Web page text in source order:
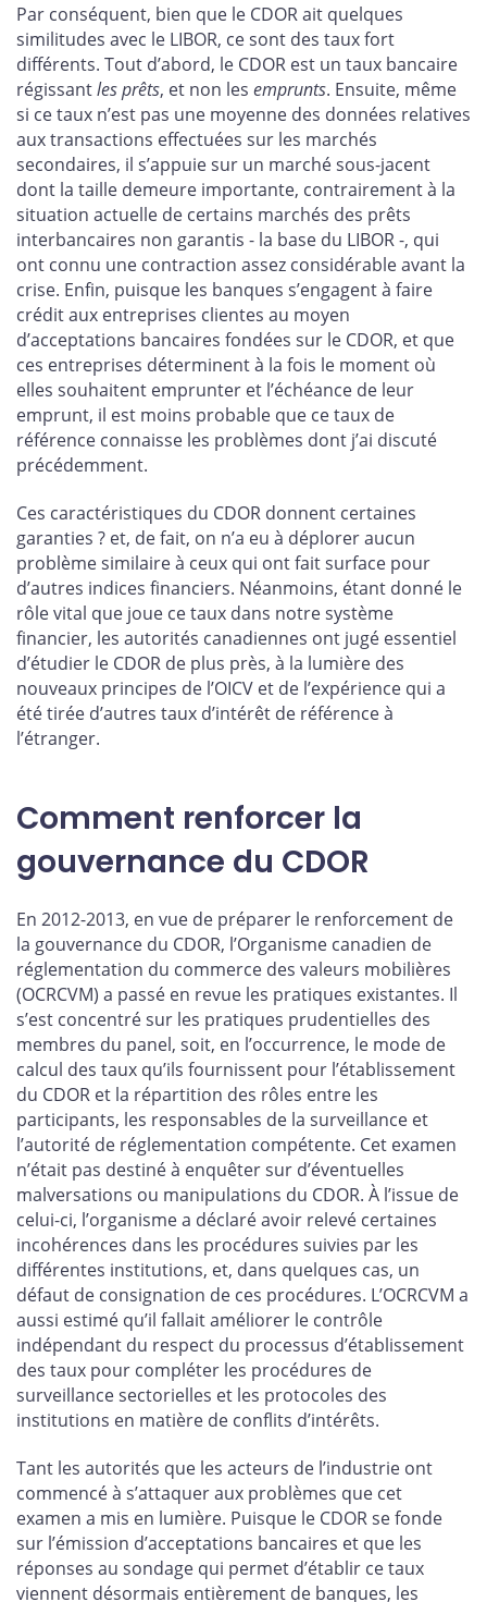
Par conséquent, bien que le CDOR ait quelques
similitudes avec le LIBOR, ce sont des taux fort
différents. Tout d’abord, le CDOR est un taux bancaire
régissantles prêts, et non les emprunts. Ensuite, même
si ce taux n’est pas une moyenne des données relatives
aux transactions effectuées sur les marchés
secondaires, il s’appuie sur un marché sous-jacent
dont la taille demeure importante, contrairement à la
situation actuelle de certains marchés des prêts
interbancaires non garantis - la base du LIBOR -, qui
ont connu une contraction assez considérable avant la
crise. Enfin, puisque les banques s’engagent à faire
crédit aux entreprises clientes au moyen
d’acceptations bancaires fondées sur le CDOR, et que
ces entreprises déterminent à la fois le moment où
elles souhaitent emprunter et l’échéance de leur
emprunt, il est moins probable que ce taux de
référence connaisse les problèmes dont j’ai discuté
précédemment.
Ces caractéristiques du CDOR donnent certaines
garanties ? et, de fait, on n’a eu à déplorer aucun
problème similaire à ceux qui ont fait surface pour
d’autres indices financiers. Néanmoins, étant donné le
rôle vital que joue ce taux dans notre système
financier, les autorités canadiennes ont jugé essentiel
d’étudier le CDOR de plus près, à la lumière des
nouveaux principes de l’OICV et de l’expérience qui a
été tirée d’autres taux d’intérêt de référence à
l’étranger.
Comment renforcer la
gouvernance du CDOR
En 2012-2013, en vue de préparer le renforcement de
la gouvernance du CDOR, l’Organisme canadien de
réglementation du commerce des valeurs mobilières
(OCRCVM) a passé en revue les pratiques existantes. Il
s’est concentré sur les pratiques prudentielles des
membres du panel, soit, en l’occurrence, le mode de
calcul des taux qu’ils fournissent pour l’établissement
du CDOR et la répartition des rôles entre les
participants, les responsables de la surveillance et
l’autorité de réglementation compétente. Cet examen
n’était pas destiné à enquêter sur d’éventuelles
malversations ou manipulations du CDOR. À l’issue de
celui-ci, l’organisme a déclaré avoir relevé certaines
incohérences dans les procédures suivies par les
différentes institutions, et, dans quelques cas, un
défaut de consignation de ces procédures. L’OCRCVM a
aussi estimé qu’il fallait améliorer le contrôle
indépendant du respect du processus d’établissement
des taux pour compléter les procédures de
surveillance sectorielles et les protocoles des
institutions en matière de conflits d’intérêts.
Tant les autorités que les acteurs de l’industrie ont
commencé à s’attaquer aux problèmes que cet
examen a mis en lumière. Puisque le CDOR se fonde
sur l’émission d’acceptations bancaires et que les
réponses au sondage qui permet d’établir ce taux
viennent désormais entièrement de banques, les